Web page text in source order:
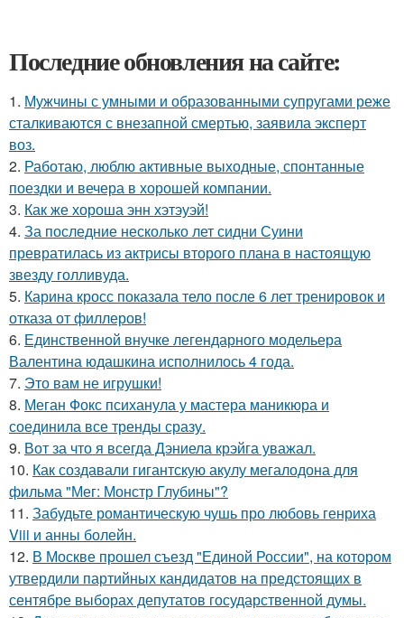
Последние обновления на сайте:
1. Мужчины с умными и образованными супругами реже
сталкиваются с внезапной смертью, заявила эксперт
воз.
2. Работаю, люблю активные выходные, спонтанные
поездки и вечера в хорошей компании.
3. Как же хороша энн хэтэуэй!
4. За последние несколько лет сидни Суини
превратилась из актрисы второго плана в настоящую
звезду голливуда.
5. Карина кросс показала тело после 6 лет тренировок и
отказа от филлеров!
6. Единственной внучке легендарного модельера
Валентина юдашкина исполнилось 4 года.
7. Это вам не игрушки!
8. Меган Фокс психанула у мастера маникюра и
соединила все тренды сразу.
9. Вот за что я всегда Дэниела крэйга уважал.
10. Как создавали гигантскую акулу мегалодона для
фильма "Мег: Монстр Глубины"?
11. Забудьте романтическую чушь про любовь генриха
Viii и анны болейн.
12. В Москве прошел съезд "Единой России", на котором
утвердили партийных кандидатов на предстоящих в
сентябре выборах депутатов государственной думы.